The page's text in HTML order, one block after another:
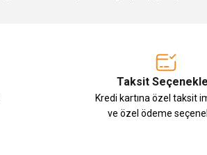
Taksit
Kredi kartına özel taksit
ve özel ödeme